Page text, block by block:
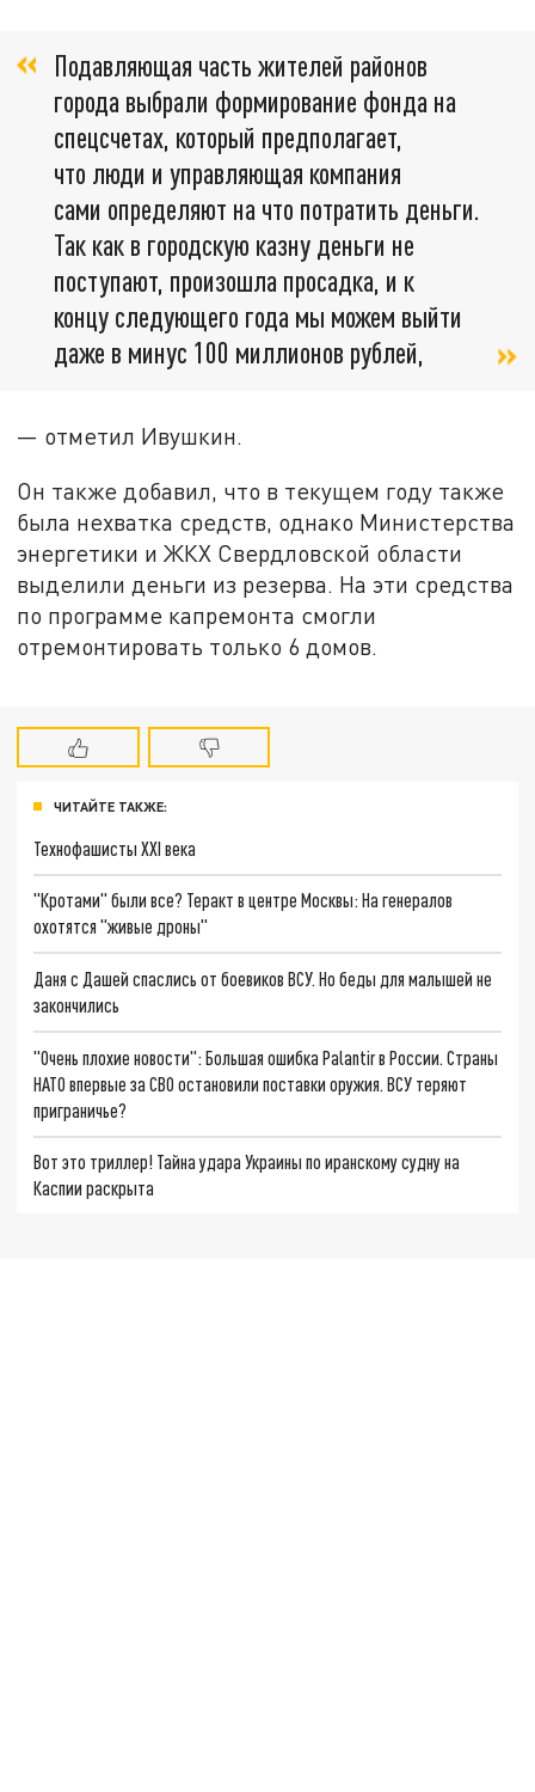
Подавляющая часть жителей районов
города выбрали формирование фонда на
спецсчетах, который предполагает,
что люди и управляющая компания
сами определяют на что потратить деньги.
Так как в городскую казну деньги не
поступают, произошла просадка, и к
концу следующего года мы можем выйти
даже в минус 100 миллионов рублей,
— отметил Ивушкин.
Он также добавил, что в текущем году также
была нехватка средств, однако Министерства
энергетики и ЖКХ Свердловской области
выделили деньги из резерва. На эти средства
по программе капремонта смогли
отремонтировать только 6 домов.
ЧИТАЙТЕ ТАКЖЕ:
Технофашисты XXI века
"Кротами" были все? Теракт в центре Москвы: На генералов
охотятся "живые дроны"
Даня с Дашей спаслись от боевиков ВСУ. Но беды для малышей не
закончились
"Очень плохие новости": Большая ошибка Palantir в России. Страны
НАТО впервые за СВО остановили поставки оружия. ВСУ теряют
приграничье?
Вот это триллер! Тайна удара Украины по иранскому судну на
Каспии раскрыта